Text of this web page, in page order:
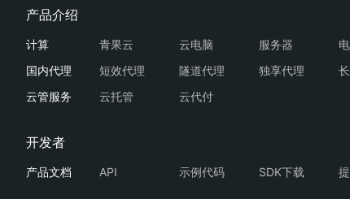
青果云 云电脑 服务器
短效代理
隧道代理 独享代理
云托管
云代付
API 示例代码 SDK下载